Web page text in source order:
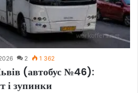
2 1 362
(автобус №46):
і зупинки